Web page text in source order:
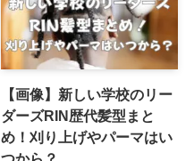
【画像】新しい学校のリー
ダーズRIN歴代髪型まと
め！刈り上げやパーマはい